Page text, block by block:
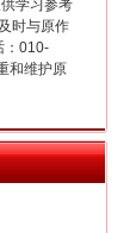
学习参考
时与原作
：010-
和维护原